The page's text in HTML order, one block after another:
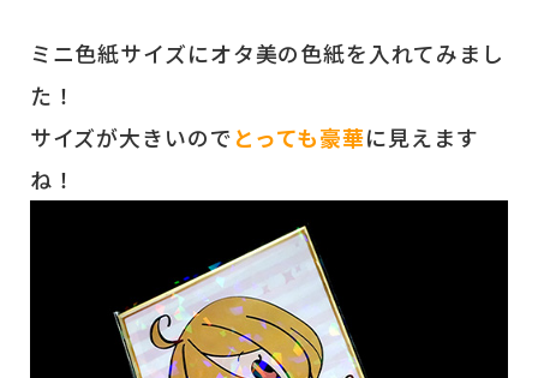
ミニ色紙サイズにオタ美の色紙を入れてみまし
た！
サイズが大きいのでとっても豪華に見えます
ね！